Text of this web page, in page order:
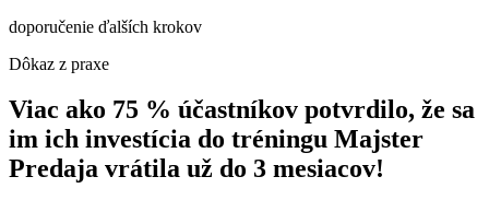
doporučenie ďalších krokov
Dôkaz z praxe
Viac ako 75 % účastníkov potvrdilo, že sa
im ich investícia do tréningu Majster
Predaja vrátila už do 3 mesiacov!